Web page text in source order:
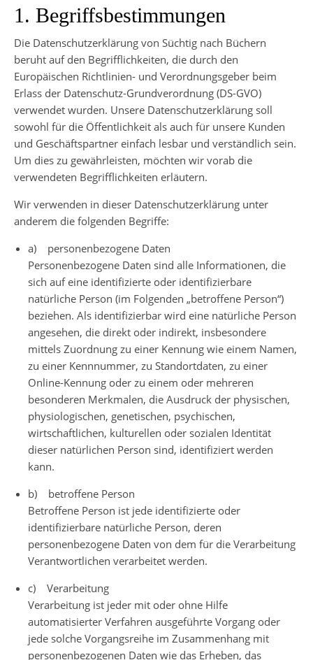
1. Begriffsbestimmungen
Die Datenschutzerklärung von Süchtig nach Büchern
beruht auf den Begrifflichkeiten, die durch den
Europäischen Richtlinien- und Verordnungsgeber beim
Erlass der Datenschutz-Grundverordnung (DS-GVO)
verwendet wurden. Unsere Datenschutzerklärung soll
sowohl für die Öffentlichkeit als auch für unsere Kunden
und Geschäftspartner einfach lesbar und verständlich sein.
Um dies zu gewährleisten, möchten wir vorab die
verwendeten Begrifflichkeiten erläutern.
Wir verwenden in dieser Datenschutzerklärung unter
anderem die folgenden Begriffe:
a) personenbezogene Daten
Personenbezogene Daten sind alle Informationen, die
sich auf eine identifizierte oder identifizierbare
natürliche Person (im Folgenden „betroffene Person“)
beziehen. Als identifizierbar wird eine natürliche Person
angesehen, die direkt oder indirekt, insbesondere
mittels Zuordnung zu einer Kennung wie einem Namen,
zu einer Kennnummer, zu Standortdaten, zu einer
Online-Kennung oder zu einem oder mehreren
besonderen Merkmalen, die Ausdruck der physischen,
physiologischen, genetischen, psychischen,
wirtschaftlichen, kulturellen oder sozialen Identität
dieser natürlichen Person sind, identifiziert werden
kann.
b) betroffene Person
Betroffene Person ist jede identifizierte oder
identifizierbare natürliche Person, deren
personenbezogene Daten von dem für die Verarbeitung
Verantwortlichen verarbeitet werden.
c) Verarbeitung
Verarbeitung ist jeder mit oder ohne Hilfe
automatisierter Verfahren ausgeführte Vorgang oder
jede solche Vorgangsreihe im Zusammenhang mit
personenbezogenen Daten wie das Erheben, das